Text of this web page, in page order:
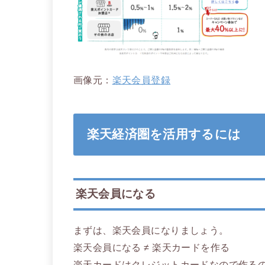
画像元： 楽天会員登録
楽天経済圏を活用するには
楽天会員になる
まずは、楽天会員になりましょう。
楽天会員になる ≠ 楽天カードを作る